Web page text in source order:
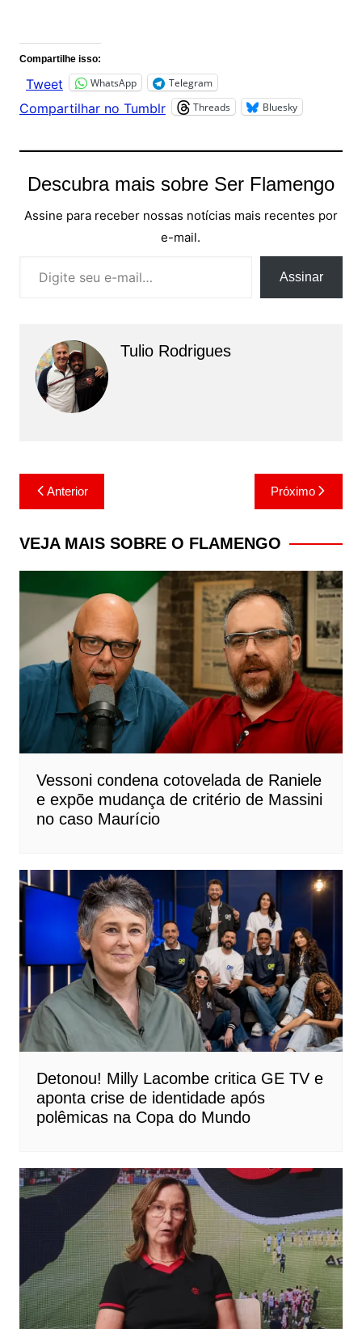
Compartilhe isso:
Tweet WhatsApp Telegram
Compartilhar no Tumblr Threads Bluesky
Descubra mais sobre Ser Flamengo
Assine para receber nossas notícias mais recentes por
e-mail.
Assinar
Tulio Rodrigues
Navegação
de
Post
Anterior Próximo
VEJA MAIS SOBRE O FLAMENGO
Vessoni condena cotovelada de Raniele
e expõe mudança de critério de Massini
no caso Maurício
Detonou! Milly Lacombe critica GE TV e
aponta crise de identidade após
polêmicas na Copa do Mundo